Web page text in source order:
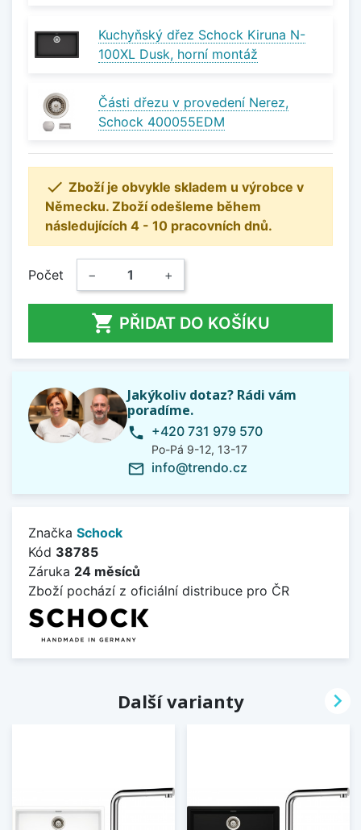
Kuchyňský dřez Schock Kiruna N-
100XL Dusk, horní montáž
Části dřezu v provedení Nerez,
Schock 400055EDM
 Zboží je obvykle skladem u výrobce v
Německu. Zboží odešleme během
následujících 4 - 10 pracovních dnů.
Počet − +
 PŘIDAT DO KOŠÍKU
Jakýkoliv dotaz? Rádi vám
poradíme.
phone +420 731 979 570
Po-Pá 9-12, 13-17
mail_outline info@trendo.cz
Značka Schock
Kód 38785
Záruka 24 měsíců
Zboží pochází z oficiální distribuce pro ČR
Další varianty 